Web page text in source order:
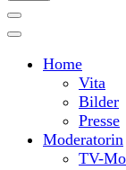
Home
Vita
Bilder
Presse
Moderatorin
TV-